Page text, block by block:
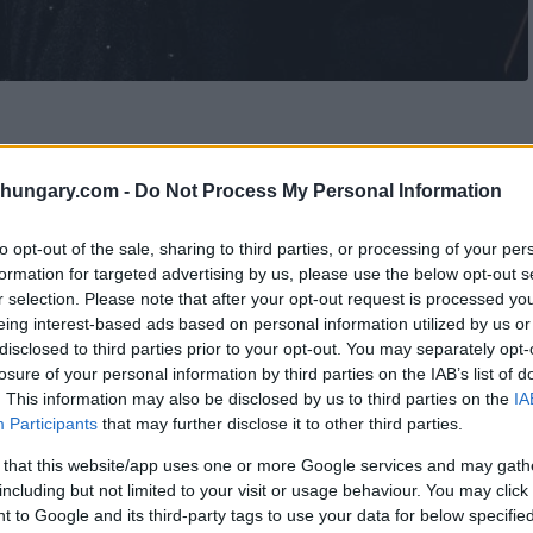
- Do Not Process My Personal Information
opt-out of the sale, sharing to third parties, or processing of your
for targeted advertising by us, please use the below opt-out
selection. Please note that after your opt-out request is processed
interest-based ads based on personal information utilized by us
to third parties prior to your opt-out. You may separately
of your personal information by third parties on the IAB’s list of
This information may also be disclosed by us to third parties on the
Participants that may further disclose it to other third parties.
that this website/app uses one or more Google services and may
but not limited to your visit or usage behaviour. You may
to Google and its third-party tags to use your data for below
das Paar in einem gemeinsamen Beitrag in den
den prestigeträchtigen Filmfestspielen in Cannes
sichtbar schwanger war.
Babybauch zu sehen war, sowie ein
eine winzige Faust zu sehen war.